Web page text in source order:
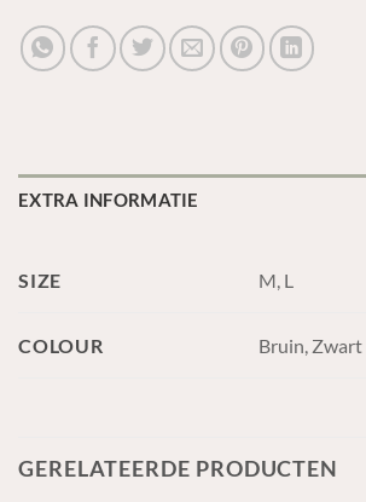
EXTRA INFORMATIE
SIZE M, L
COLOUR Bruin, Zwart
GERELATEERDE PRODUCTEN